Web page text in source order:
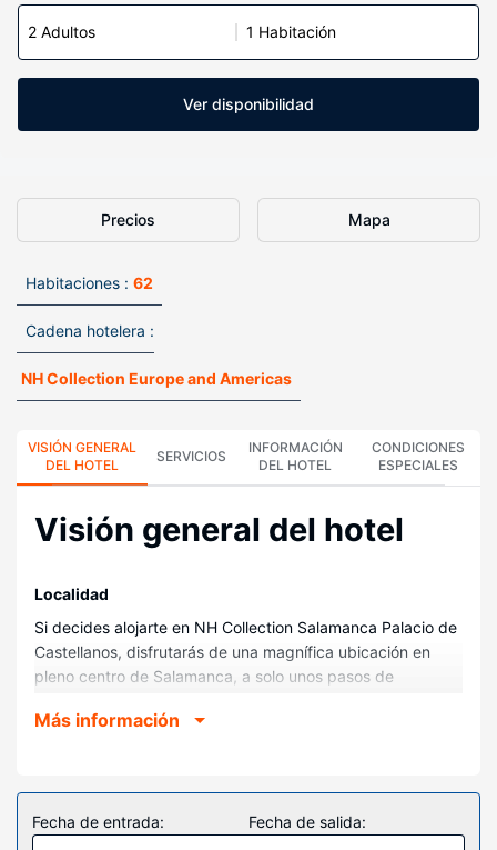
2 Adultos 1 Habitación
Ver disponibilidad
Precios Mapa
Habitaciones : 62
Cadena hotelera :
NH Collection Europe and Americas
VISIÓN GENERAL
DEL HOTEL
SERVICIOS
INFORMACIÓN
DEL HOTEL
CONDICIONES
ESPECIALES
Visión general del hotel
Localidad
Si decides alojarte en NH Collection Salamanca Palacio de
Castellanos, disfrutarás de una magnífica ubicación en
pleno centro de Salamanca, a solo unos pasos de
Además, este hotel se encuentra a 0,1 km de Catedral
Te sentirás como en tu propia casa en cualquiera de las 62
habitaciones con aire acondicionado y minibar. La
Más información
Fecha de entrada: Fecha de salida: